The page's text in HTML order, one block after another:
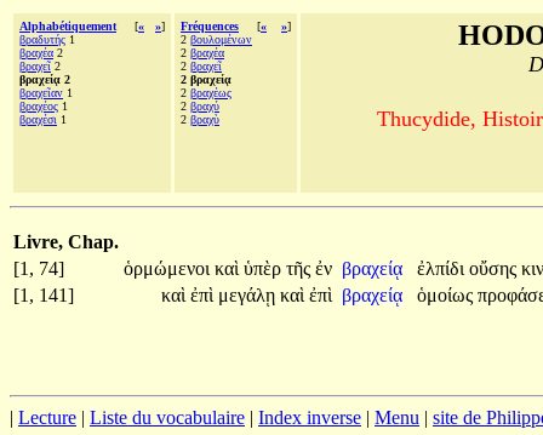
Alphabétiquement [« »]
βραδυτής 1
βραχέα 2
βραχεῖ 2
βραχείᾳ 2
βραχεῖαν 1
βραχέος 1
βραχέσι 1
Fréquences [« »]
2 βουλομένων
2 βραχέα
2 βραχεῖ
2 βραχείᾳ
2 βραχέως
2 βραχύ
2 βραχὺ Thucydide,
Livre, Chap.
[1, 74]
ὁρμώμενοι καὶ ὑπὲρ τῆς ἐν βραχείᾳ ἐλπίδι οὔσης
[1, 141]
καὶ ἐπὶ μεγάλῃ καὶ ἐπὶ βραχείᾳ ὁμοίως
| Lecture | Liste du vocabulaire | Index inverse | Menu | site de